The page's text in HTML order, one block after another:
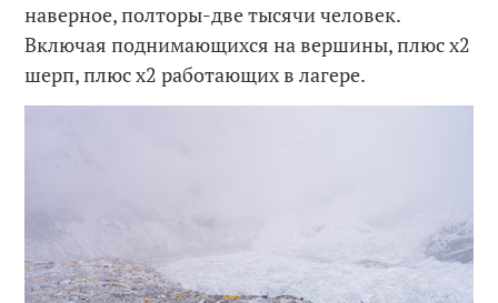
наверное, полторы-две тысячи человек.
Включая поднимающихся на вершины, плюс x2
шерп, плюс x2 работающих в лагере.